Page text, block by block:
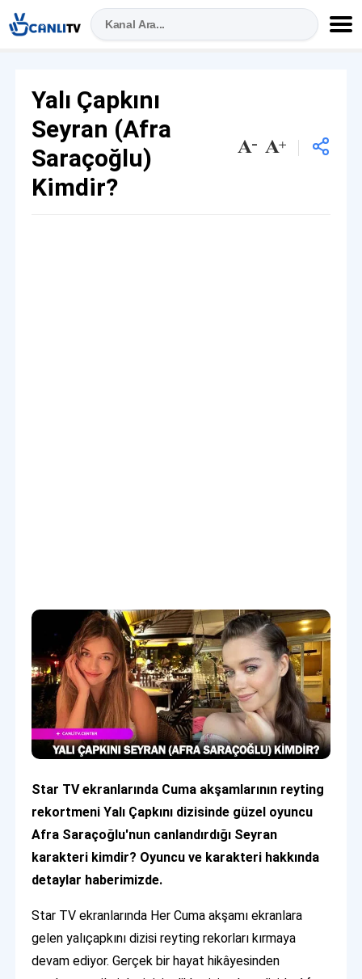
Yalı Çapkını
Seyran (Afra
Saraçoğlu)
Kimdir?
Star TV ekranlarında Cuma akşamlarının reyting
rekortmeni Yalı Çapkını dizisinde güzel oyuncu
Afra Saraçoğlu'nun canlandırdığı Seyran
karakteri kimdir? Oyuncu ve karakteri hakkında
detaylar haberimizde.
Star TV ekranlarında Her Cuma akşamı ekranlara
gelen yalıçapkını dizisi reyting rekorları kırmaya
devam ediyor. Gerçek bir hayat hikâyesinden